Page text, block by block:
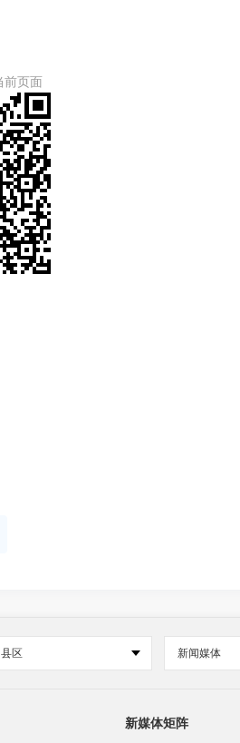
前页面
区 新闻媒体
新媒体矩阵